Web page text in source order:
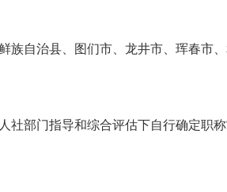
族自治县、图们市、龙井市、珲春市
社部门指导和综合评估下自行确定职